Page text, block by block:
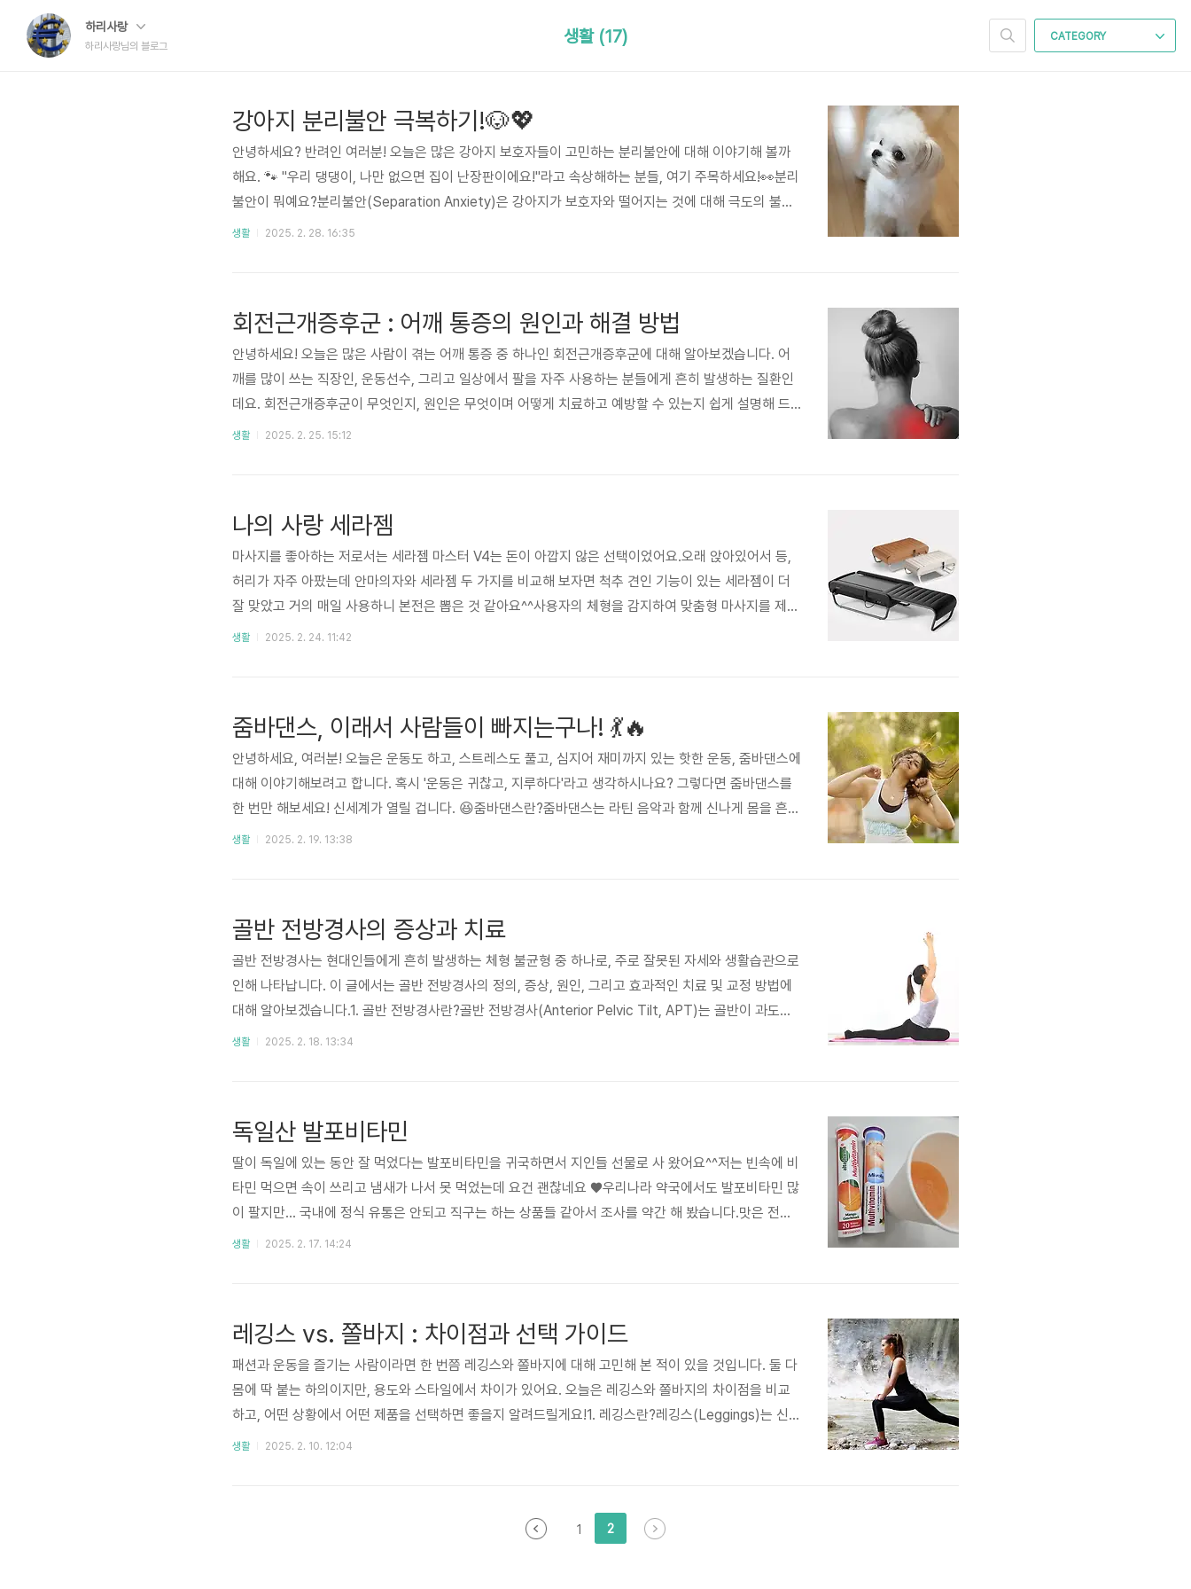
하리사랑
하리사랑님의 블로그
CATEGORY
생활 (17)
강아지 분리불안 극복하기!🐶💖
안녕하세요? 반려인 여러분! 오늘은 많은 강아지 보호자들이 고민하는 분리불안에 대해 이야기해 볼까
해요. 🐾 "우리 댕댕이, 나만 없으면 집이 난장판이에요!"라고 속상해하는 분들, 여기 주목하세요!👀분리
불안이 뭐예요?분리불안(Separation Anxiety)은 강아지가 보호자와 떨어지는 것에 대해 극도의 불안
과 스트레스를 느끼는 상태를 말해요. 강아지는 사회적 동물이라 보호자와 강한 유대감을 형성하는데,
생활 2025. 2. 28. 16:35
회전근개증후군 : 어깨 통증의 원인과 해결 방법
안녕하세요! 오늘은 많은 사람이 겪는 어깨 통증 중 하나인 회전근개증후군에 대해 알아보겠습니다. 어
깨를 많이 쓰는 직장인, 운동선수, 그리고 일상에서 팔을 자주 사용하는 분들에게 흔히 발생하는 질환인
데요. 회전근개증후군이 무엇인지, 원인은 무엇이며 어떻게 치료하고 예방할 수 있는지 쉽게 설명해 드
릴게요! 🔎 회전근개증후군이란?회전근개는 어깨 관절을 감싸고 있는 4개의 근육(극상근, 극하근, 소원
심해지면 일상생..
생활 2025. 2. 25. 15:12
나의 사랑 세라젬
마사지를 좋아하는 저로서는 세라젬 마스터 V4는 돈이 아깝지 않은 선택이었어요.오래 앉아있어서 등,
허리가 자주 아팠는데 안마의자와 세라젬 두 가지를 비교해 보자면 척추 견인 기능이 있는 세라젬이 더
잘 맞았고 거의 매일 사용하니 본전은 뽑은 것 같아요^^사용자의 체형을 감지하여 맞춤형 마사지를 제공
하고, 온열 기능이 탁월하여 근육 이완과 혈액순환을 돕고, 6가지 마사지 모드를 통해 다양한 방식의 마
앞으로..
생활 2025. 2. 24. 11:42
줌바댄스, 이래서 사람들이 빠지는구나! 💃🔥
안녕하세요, 여러분! 오늘은 운동도 하고, 스트레스도 풀고, 심지어 재미까지 있는 핫한 운동, 줌바댄스에
대해 이야기해보려고 합니다. 혹시 '운동은 귀찮고, 지루하다'라고 생각하시나요? 그렇다면 줌바댄스를
한 번만 해보세요! 신세계가 열릴 겁니다. 😆줌바댄스란?줌바댄스는 라틴 음악과 함께 신나게 몸을 흔들
면서 즐기는 피트니스 댄스입니다. 1990년대 후반, 콜롬비아에서 탄생한 이 운동은 현재 전 세계적으로
생활 2025. 2. 19. 13:38
골반 전방경사의 증상과 치료
골반 전방경사는 현대인들에게 흔히 발생하는 체형 불균형 중 하나로, 주로 잘못된 자세와 생활습관으로
인해 나타납니다. 이 글에서는 골반 전방경사의 정의, 증상, 원인, 그리고 효과적인 치료 및 교정 방법에
대해 알아보겠습니다.1. 골반 전방경사란?골반 전방경사(Anterior Pelvic Tilt, APT)는 골반이 과도하
게 앞으로 기울어진 상태를 의미합니다. 정상적인 골반 정렬에서는 천골이 수직에 가깝게 위치하지만,
생활 2025. 2. 18. 13:34
독일산 발포비타민
딸이 독일에 있는 동안 잘 먹었다는 발포비타민을 귀국하면서 지인들 선물로 사 왔어요^^저는 빈속에 비
타민 먹으면 속이 쓰리고 냄새가 나서 못 먹었는데 요건 괜찮네요 ♥우리나라 약국에서도 발포비타민 많
이 팔지만... 국내에 정식 유통은 안되고 직구는 하는 상품들 같아서 조사를 약간 해 봤습니다.맛은 전반
적으로 환타같은 느낌이고 마실 때는 음료수 같고 탄산도 있어서 시원하고 다 마시면 마지막에 가루가
생활 2025. 2. 17. 14:24
레깅스 vs. 쫄바지 : 차이점과 선택 가이드
패션과 운동을 즐기는 사람이라면 한 번쯤 레깅스와 쫄바지에 대해 고민해 본 적이 있을 것입니다. 둘 다
몸에 딱 붙는 하의이지만, 용도와 스타일에서 차이가 있어요. 오늘은 레깅스와 쫄바지의 차이점을 비교
하고, 어떤 상황에서 어떤 제품을 선택하면 좋을지 알려드릴게요!1. 레깅스란?레깅스(Leggings)는 신축
성이 뛰어난 소재로 만든 타이트한 바지를 의미합니다. 원래는 운동이나 레이어드(겹쳐 입기)용으로 많
활용✔ 스포티하면서도 캐주얼한 스타일 가능 2. 쫄바지란?쫄바지는 ‘쫄깃한 바지’라는 뜻에서 유래..
생활 2025. 2. 10. 12:04
1 2